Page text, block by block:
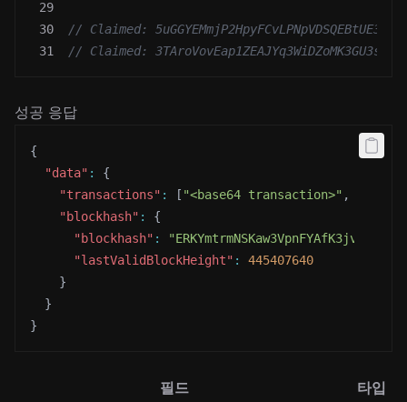
29
30
// Claimed:
31
// Claimed:
성공 응답
{
"data" :
{
"transactions" : [ "<base64 transaction>" ,
"blockhash" :
{
"blockhash" :
"lastValidBlockHeight" :
445407640
}
}
}
필드 타입